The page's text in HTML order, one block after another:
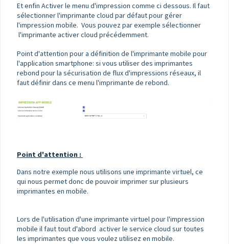
Et enfin Activer le menu d'impression comme ci dessous. Il faut
sélectionner l'imprimante cloud par défaut pour gérer
l'impression mobile. Vous pouvez par exemple sélectionner
l'imprimante activer cloud précédemment.
Point d'attention pour a définition de l'imprimante mobile pour
l'application smartphone: si vous utiliser des imprimantes
rebond pour la sécurisation de flux d'impressions réseaux, il
faut définir dans ce menu l'imprimante de rebond.
Point d'attention :
Dans notre exemple nous utilisons une imprimante virtuel, ce
qui nous permet donc de pouvoir imprimer sur plusieurs
imprimantes en mobile.
Lors de l'utilisation d'une imprimante virtuel pour l'impression
mobile il faut tout d'abord activer le service cloud sur toutes
les imprimantes que vous voulez utilisez en mobile.